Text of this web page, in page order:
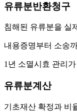
유류분반환청구
침해된 유류분을 실
내용증명부터 소송
1년 소멸시효 관리
유류분계산
기초재산 확정과 비